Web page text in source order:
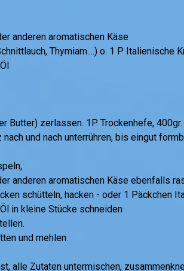
anderen aromatischen Käse
Thymiam....) o. 1 P Italienische
Butter) zerlassen. 1P. Trockenhefe,
und nach unterrühren, bis eingut
anderen aromatischen Käse ebenfalls
schütteln, hacken - oder 1 Päckchen
in kleine Stücke schneiden
und mehlen.
alle Zutaten untermischen,